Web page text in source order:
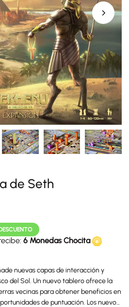
de Seth
6 Monedas Chocita
nuevas capas de interacción y
del Sol. Un nuevo tablero ofrece la
vecinas para obtener beneficios en
de puntuación. Los nuevos